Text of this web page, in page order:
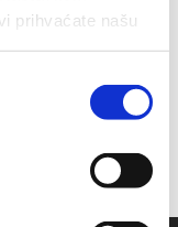
prihvaćate našu